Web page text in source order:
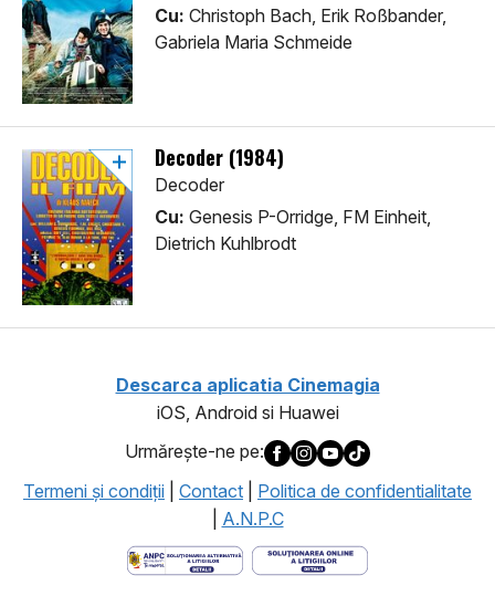
Cu: Christoph Bach, Erik Roßbander,
Gabriela Maria Schmeide
Decoder (1984)
Decoder
Cu: Genesis P-Orridge, FM Einheit,
Dietrich Kuhlbrodt
Descarca aplicatia Cinemagia
iOS, Android si Huawei
Urmăreşte-ne pe:
Termeni şi condiţii
Contact
Politica de confidentialitate
A.N.P.C